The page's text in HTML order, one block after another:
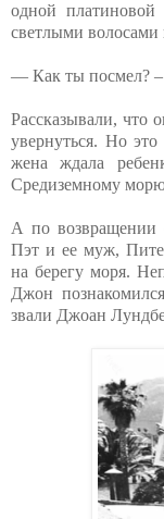
одной
светлыми
— Как ты посмел? –
Рассказывали, что
увернуться. Но
жена ждала
Средиземному
А по возвращении
Пэт и ее муж,
на берегу моря.
Джон
звали Джоан